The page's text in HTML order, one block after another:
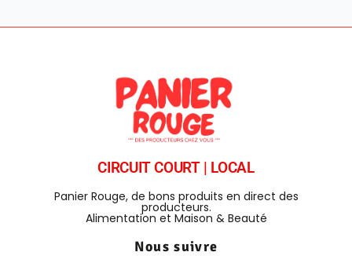
CIRCUIT COURT | LOCAL
Panier Rouge, de bons produits en direct des
producteurs.
Alimentation et Maison & Beauté
Nous suivre